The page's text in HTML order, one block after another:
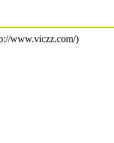
www.viczz.com/)